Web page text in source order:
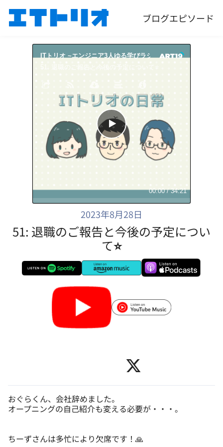
ブログエピソード
ITトリオ ~エンジニア3人ゆる学びラジオ~
ITトリオ ~
00:00/34:21
2023年8月28日
51: 退職のご報告と今後の予定につい
て⭐️
おぐらくん、会社辞めました。
オープニングの自己紹介も変える必要が・・・。
ちーずさんは多忙により欠席です！🙏